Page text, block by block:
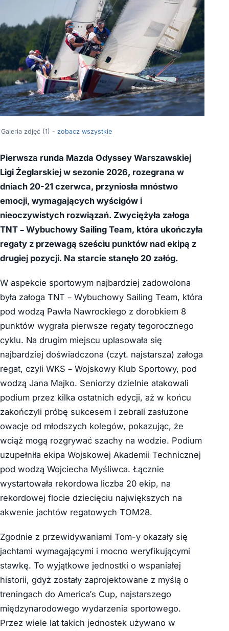
Galeria zdjęć (1) - zobacz wszystkie
Pierwsza runda Mazda Odyssey Warszawskiej
Ligi Żeglarskiej w sezonie 2026, rozegrana w
dniach 20-21 czerwca, przyniosła mnóstwo
emocji, wymagających wyścigów i
nieoczywistych rozwiązań. Zwyciężyła załoga
TNT – Wybuchowy Sailing Team, która ukończyła
regaty z przewagą sześciu punktów nad ekipą z
drugiej pozycji. Na starcie stanęło 20 załóg.
W aspekcie sportowym najbardziej zadowolona
była załoga TNT – Wybuchowy Sailing Team, która
pod wodzą Pawła Nawrockiego z dorobkiem 8
punktów wygrała pierwsze regaty tegorocznego
cyklu. Na drugim miejscu uplasowała się
najbardziej doświadczona (czyt. najstarsza) załoga
regat, czyli WKS – Wojskowy Klub Sportowy, pod
wodzą Jana Majko. Seniorzy dzielnie atakowali
podium przez kilka ostatnich edycji, aż w końcu
zakończyli próbę sukcesem i zebrali zasłużone
owacje od młodszych kolegów, pokazując, że
wciąż mogą rozgrywać szachy na wodzie. Podium
uzupełniła ekipa Wojskowej Akademii Technicznej
pod wodzą Wojciecha Myśliwca. Łącznie
wystartowała rekordowa liczba 20 ekip, na
rekordowej flocie dziecięciu największych na
akwenie jachtów regatowych TOM28.
Zgodnie z przewidywaniami Tom-y okazały się
jachtami wymagającymi i mocno weryfikującymi
stawkę. To wyjątkowe jednostki o wspaniałej
historii, gdyż zostały zaprojektowane z myślą o
treningach do America’s Cup, najstarszego
międzynarodowego wydarzenia sportowego.
Przez wiele lat takich jednostek używano w